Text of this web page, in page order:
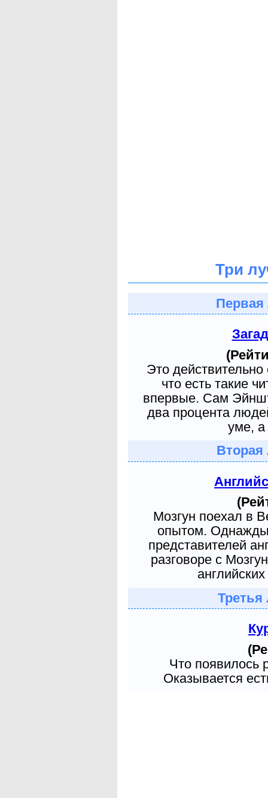
Три
Первая
Это
что есть такие
впервые. Сам
два процента
уме, а
Вторая
Мозгун поехал в
опытом. Однажды
представителей
разговоре с
Третья
Что появилось
Оказывается